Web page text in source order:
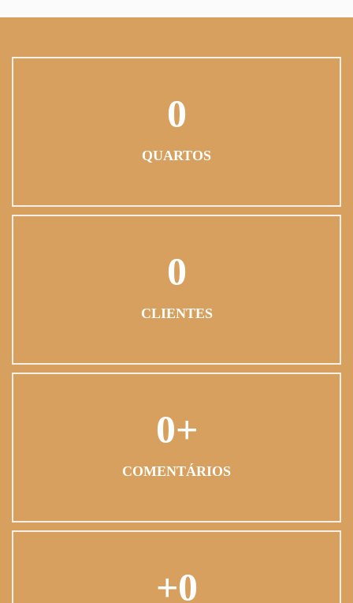
0
QUARTOS
0
CLIENTES
0
COMENTÁRIOS
0